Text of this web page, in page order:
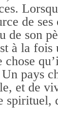
de
de son
à la fois
pays
et de
spirituel,